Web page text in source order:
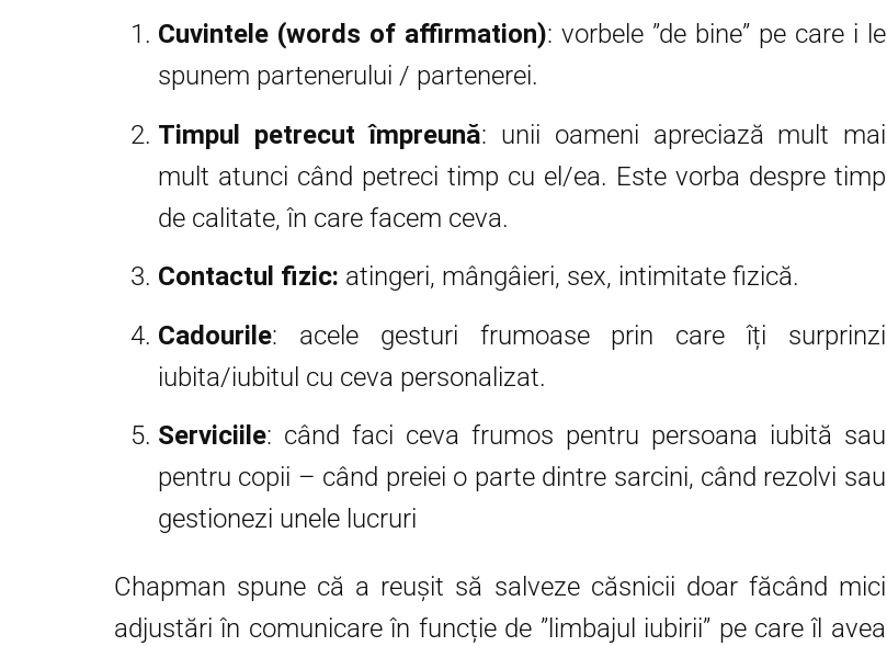
Cuvintele (words of affirmation): vorbele ”de bine” pe care i le
spunem partenerului / partenerei.
Timpul petrecut împreună: unii oameni apreciază mult mai
mult atunci când petreci timp cu el/ea. Este vorba despre timp
de calitate, în care facem ceva.
Contactul fizic: atingeri, mângâieri, sex, intimitate fizică.
Cadourile: acele gesturi frumoase prin care îți surprinzi
iubita/iubitul cu ceva personalizat.
Serviciile: când faci ceva frumos pentru persoana iubită sau
pentru copii – când preiei o parte dintre sarcini, când rezolvi sau
gestionezi unele lucruri
Chapman spune că a reușit să salveze căsnicii doar făcând mici
adjustări în comunicare în funcție de ”limbajul iubirii” pe care îl avea